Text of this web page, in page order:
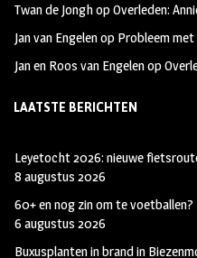
Twan de JonghopOverleden:
Jan van Engelenop Probleem
Jan en Roos van Engelenop
LAATSTE BERICHTEN
Leyetocht 2026: nieuwe
8 augustus 2026
60+ en nog zin om te
6 augustus 2026
Buxusplanten in brand in